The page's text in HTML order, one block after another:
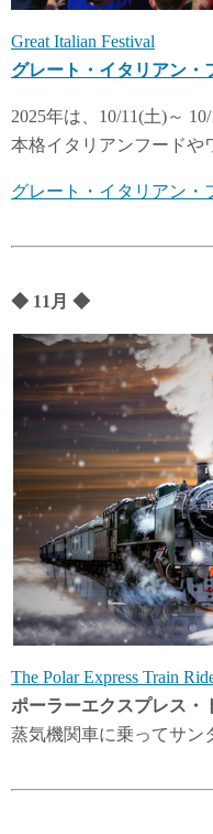
Great Italian Festival
グレート・イタリアン・
2025年は、10/11(土)～
本格イタリアンフードや
グレート・イタリアン・
◆ 11 月 ◆
The Polar Express Train
ポーラーエクスプレス・
蒸気機関車に乗ってサン